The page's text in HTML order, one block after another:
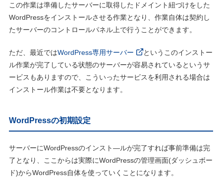
この作業は準備したサーバーに取得したドメイント紐づけをした
WordPressをインストールさせる作業となり、作業自体は契約し
たサーバーのコントロールパネル上で行うことができます。
ただ、最近ではWordPress専用サーバー
というこのインストー
ル作業が完了している状態のサーバーが容易されているというサ
ービスもありますので、こういったサービスを利用される場合は
インストール作業は不要となります。
WordPressの初期設定
サーバーにWordPressのインスト―ルが完了すれば事前準備は完
了となり、ここからは実際にWordPressの管理画面(ダッシュボー
ド)からWordPress自体を使っていくことになります。